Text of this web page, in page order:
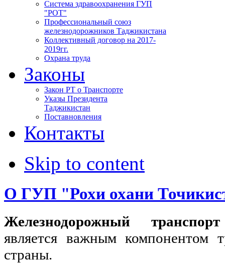
Система здравоохранения ГУП
"РОТ"
Профессиональный союз
железнодорожников Таджикистана
Коллективный договор на 2017-
2019гг.
Охрана труда
Законы
Закон РТ о Транспорте
Указы Президента
Таджикистан
Поставновления
Контакты
Skip to content
О ГУП "Рохи охани
Железнодорожный
является важным компонентом
страны.